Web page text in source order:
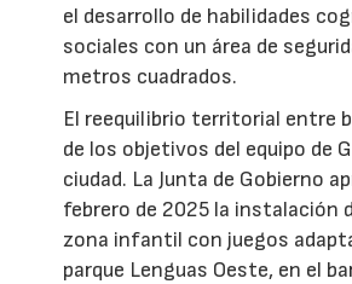
el desarrollo de habilidades
sociales con un área de
metros cuadrados.
El reequilibrio territorial entre
de los objetivos del equipo de
ciudad. La Junta de Gobierno
febrero de 2025 la instalación
zona infantil con juegos
parque Lenguas Oeste, en el